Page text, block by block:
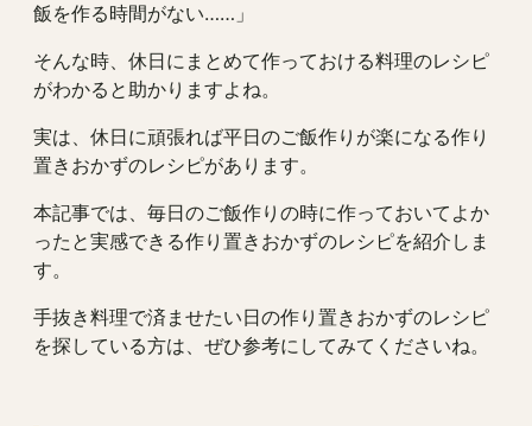
飯を作る時間がない……」
そんな時、休日にまとめて作っておける料理のレシピ
がわかると助かりますよね。
実は、休日に頑張れば平日のご飯作りが楽になる作り
置きおかずのレシピがあります。
本記事では、毎日のご飯作りの時に作っておいてよか
ったと実感できる作り置きおかずのレシピを紹介しま
す。
手抜き料理で済ませたい日の作り置きおかずのレシピ
を探している方は、ぜひ参考にしてみてくださいね。